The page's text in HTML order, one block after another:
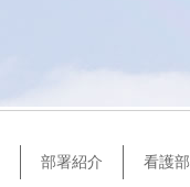
部署紹介 看護部